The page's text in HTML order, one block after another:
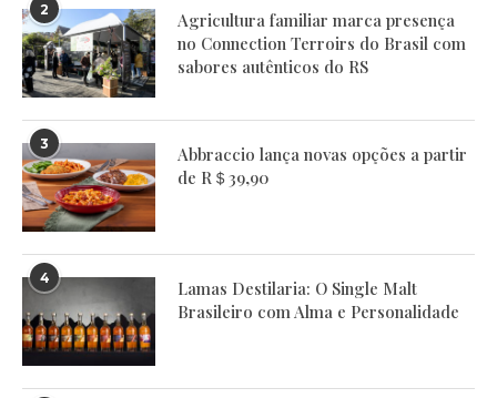
2
Agricultura familiar marca presença
no Connection Terroirs do Brasil com
sabores autênticos do RS
3
Abbraccio lança novas opções a partir
de R＄39,90
4
Lamas Destilaria: O Single Malt
Brasileiro com Alma e Personalidade